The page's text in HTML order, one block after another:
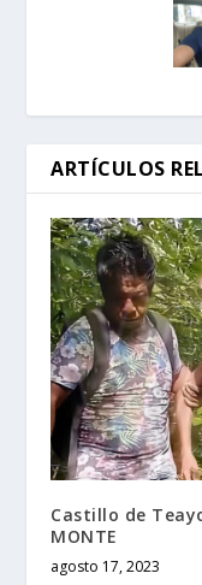
ARTÍCULOS
Castillo de
MONTE
agosto 17, 2023